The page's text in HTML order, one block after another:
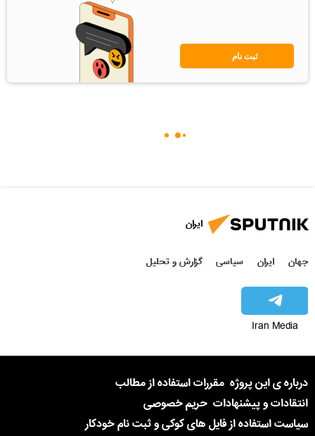
ثبت نام
ایران
جهان ایران سیاسی گزارش و تحلیل
Iran Media
درباره ی این پروژه مقررات استفاده از مطالب
انتقادات و پیشنهادات حریم خصوصی
سیاست استفاده از فایل های کوکی و ثبت نام خودکار